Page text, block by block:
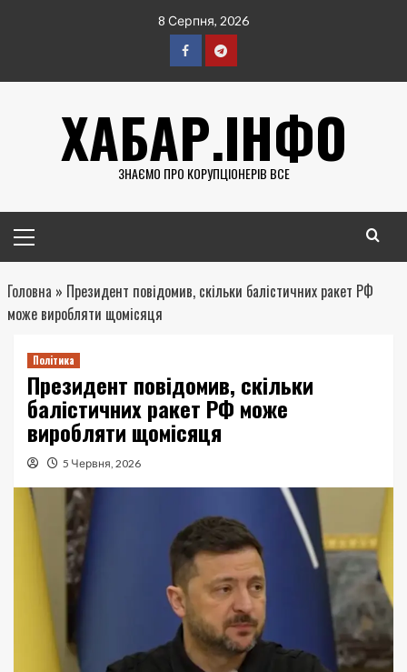
8 Серпня, 2026
FacebookTelegram
ХАБАР.ІНФО
ЗНАЄМО ПРО КОРУПЦІОНЕРІВ ВСЕ
меню
Головна » Президент повідомив, скільки балістичних ракет РФ
може виробляти щомісяця
Політика
Президент повідомив, скільки
балістичних ракет РФ може
виробляти щомісяця
5 Червня, 2026